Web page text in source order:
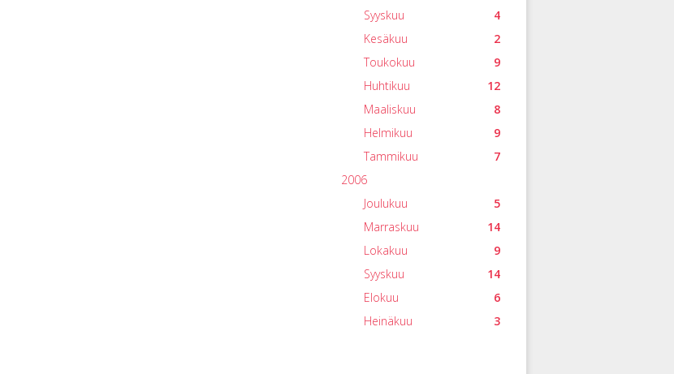
4
Syyskuu
2
Kesäkuu
9
Toukokuu
12
Huhtikuu
8
Maaliskuu
9
Helmikuu
7
Tammikuu
2006
5
Joulukuu
14
Marraskuu
9
Lokakuu
14
Syyskuu
6
Elokuu
3
Heinäkuu